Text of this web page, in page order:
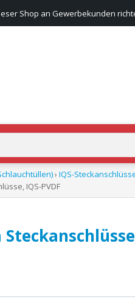
Shop an Gewerbekunden
› IQS-
IQS-PVDF